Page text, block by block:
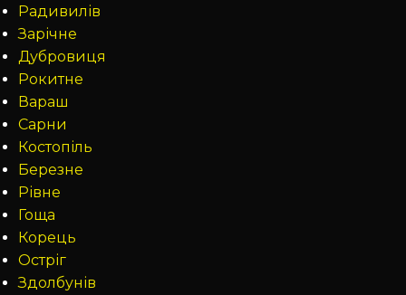
Радивилів
Зарічне
Дубровиця
Рокитне
Вараш
Сарни
Костопіль
Березне
Рівне
Гоща
Корець
Остріг
Здолбунів